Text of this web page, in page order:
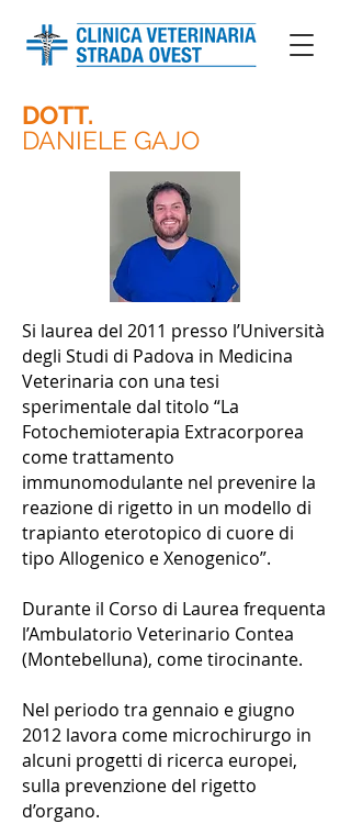
DOTT.
DANIELE GAJO
Si laurea del 2011 presso l’Università
degli Studi di Padova in Medicina
Veterinaria con una tesi
sperimentale dal titolo “La
Fotochemioterapia Extracorporea
come trattamento
immunomodulante nel prevenire la
reazione di rigetto in un modello di
trapianto eterotopico di cuore di
tipo Allogenico e Xenogenico”.
Durante il Corso di Laurea frequenta
l’Ambulatorio Veterinario Contea
(Montebelluna), come tirocinante.
Nel periodo tra gennaio e giugno
2012 lavora come microchirurgo in
alcuni progetti di ricerca europei,
sulla prevenzione del rigetto
d’organo.